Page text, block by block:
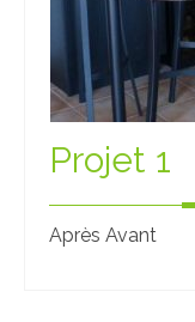
Projet 1
Après Avant